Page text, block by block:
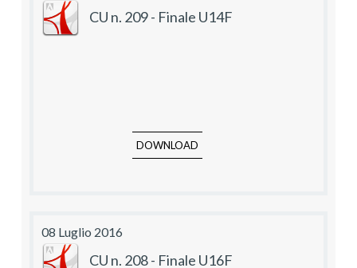
CU n. 209 - Finale U14F
DOWNLOAD
08 Luglio 2016
CU n. 208 - Finale U16F